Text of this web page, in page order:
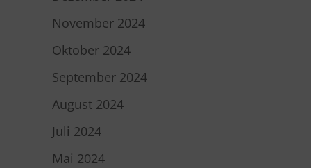
November 2024
Oktober 2024
September 2024
August 2024
Juli 2024
Mai 2024